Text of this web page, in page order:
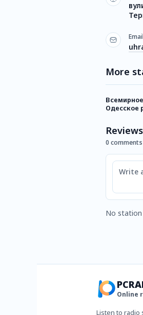
More
Всемирное
Одесское
0 comments
No station
Online
Listen to radio